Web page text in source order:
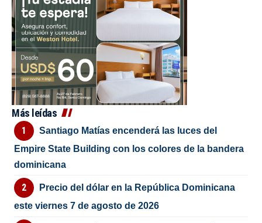
Más leídas
Santiago Matías encenderá las luces del
Empire State Building con los colores de la bandera
dominicana
Precio del dólar en la República Dominicana
este viernes 7 de agosto de 2026